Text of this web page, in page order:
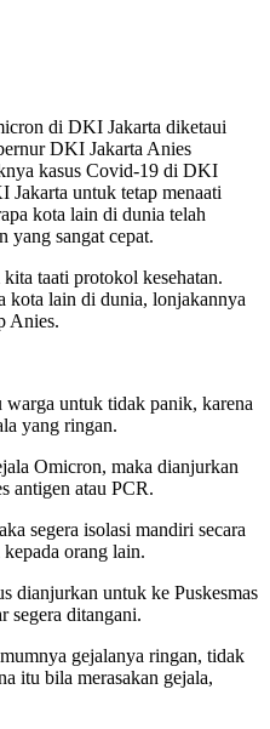
di DKI Jakarta diketaui
DKI Jakarta Anies
kasus Covid-19 di DKI
Jakarta untuk tetap menaati
kota lain di dunia telah
yang sangat cepat.
taati protokol kesehatan.
kota lain di dunia, lonjakannya
Anies.
untuk tidak panik, karena
yang ringan.
Omicron, maka dianjurkan
antigen atau PCR.
segera isolasi mandiri secara
orang lain.
dianjurkan untuk ke Puskesmas
segera ditangani.
gejalanya ringan, tidak
itu bila merasakan gejala,